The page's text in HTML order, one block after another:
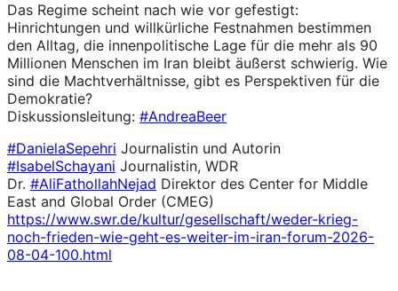
Das Regime scheint nach wie vor gefestigt:
Hinrichtungen und willkürliche Festnahmen bestimmen
den Alltag, die innenpolitische Lage für die mehr als 90
Millionen Menschen im Iran bleibt äußerst schwierig. Wie
sind die Machtverhältnisse, gibt es Perspektiven für die
Demokratie?
Diskussionsleitung: #AndreaBeer
#DanielaSepehri Journalistin und Autorin
#IsabelSchayani Journalistin, WDR
Dr. #AliFathollahNejad Direktor des Center for Middle
East and Global Order (CMEG)
https://www.swr.de/kultur/gesellschaft/weder-krieg-
noch-frieden-wie-geht-es-weiter-im-iran-forum-2026-
08-04-100.html